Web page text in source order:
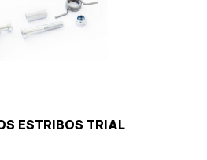
ESTRIBOS TRIAL